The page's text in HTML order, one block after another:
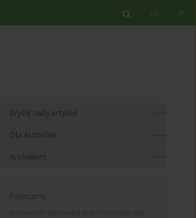
PL
EN
Wyślij swój artykuł
Dla Autorów
Archiwum
Polecamy
Archives of Psychiatry and Psychotherapy